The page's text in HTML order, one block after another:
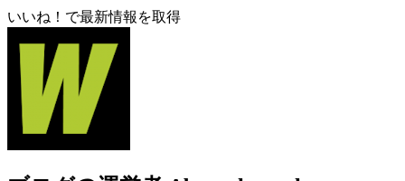
いいね！で最新情報を取得